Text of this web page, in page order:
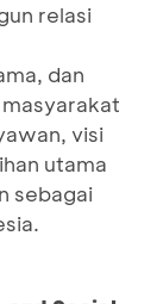
relasi
dan
visi
utama
sebagai